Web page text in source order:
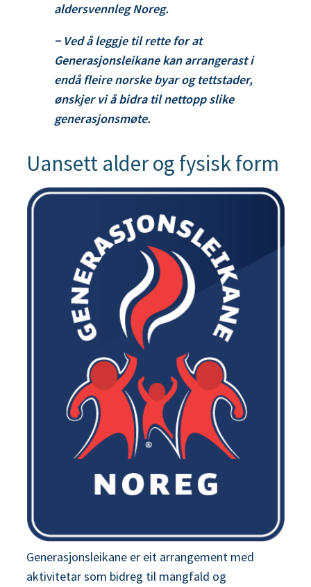
aldersvennleg Noreg.
− Ved å leggje til rette for at
Generasjonsleikane kan arrangerast i
endå fleire norske byar og tettstader,
ønskjer vi å bidra til nettopp slike
generasjonsmøte.
Uansett alder og fysisk form
Generasjonsleikane er eit arrangement med
aktivitetar som bidreg til mangfald og